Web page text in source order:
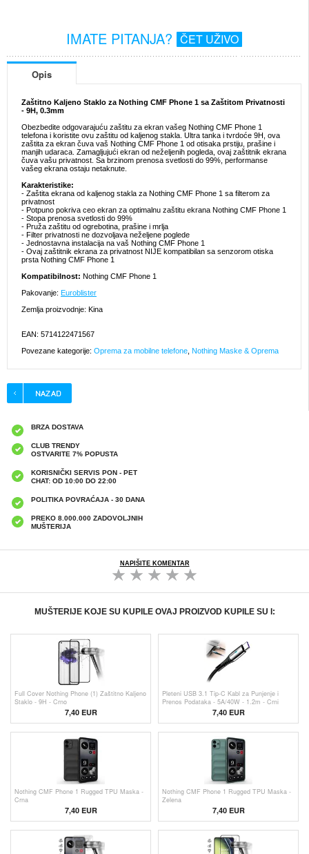
IMATE PITANJA? ČET UŽIVO
Opis
Zaštitno Kaljeno Staklo za Nothing CMF Phone 1 sa Zaštitom Privatnosti
- 9H, 0.3mm
Obezbedite odgovarajuću zaštitu za ekran vašeg Nothing CMF Phone 1
telefona i koristite ovu zaštitu od kaljenog stakla. Ultra tanka i tvrdoće 9H, ova
zaštita za ekran čuva vaš Nothing CMF Phone 1 od otisaka prstiju, prašine i
manjih udaraca. Zamagljujući ekran od neželjenih pogleda, ovaj zaštitnik ekrana
čuva vašu privatnost. Sa brzinom prenosa svetlosti do 99%, performanse
vašeg ekrana ostaju netaknute.
Karakteristike:
- Zaštita ekrana od kaljenog stakla za Nothing CMF Phone 1 sa filterom za
privatnost
- Potpuno pokriva ceo ekran za optimalnu zaštitu ekrana Nothing CMF Phone 1
- Stopa prenosa svetlosti do 99%
- Pruža zaštitu od ogrebotina, prašine i mrlja
- Filter privatnosti ne dozvoljava neželjene poglede
- Jednostavna instalacija na vaš Nothing CMF Phone 1
- Ovaj zaštitnik ekrana za privatnost NIJE kompatibilan sa senzorom otiska
prsta Nothing CMF Phone 1
Kompatibilnost: Nothing CMF Phone 1
Pakovanje: Euroblister
Zemlja proizvodnje: Kina
EAN: 5714122471567
Povezane kategorije: Oprema za mobilne telefone Nothing Maske & Oprema
BRZA DOSTAVA
CLUB TRENDY
OSTVARITE 7% POPUSTA
KORISNIČKI SERVIS PON - PET
CHAT: OD 10:00 DO 22:00
POLITIKA POVRAĆAJA - 30 DANA
PREKO 8.000.000 ZADOVOLJNIH
MUŠTERIJA
NAPIŠITE KOMENTAR
MUŠTERIJE KOJE SU KUPILE OVAJ PROIZVOD KUPILE SU I:
Full Cover Nothing Phone (1) Zaštitno Kaljeno
Staklo - 9H - Crno
7,40 EUR
Pleteni USB 3.1 Tip-C Kabl za Punjenje i
Prenos Podataka - 5A/40W - 1.2m - Crni
7,40 EUR
Nothing CMF Phone 1 Rugged TPU Maska -
Crna
7,40 EUR
Nothing CMF Phone 1 Rugged TPU Maska -
Zelena
7,40 EUR